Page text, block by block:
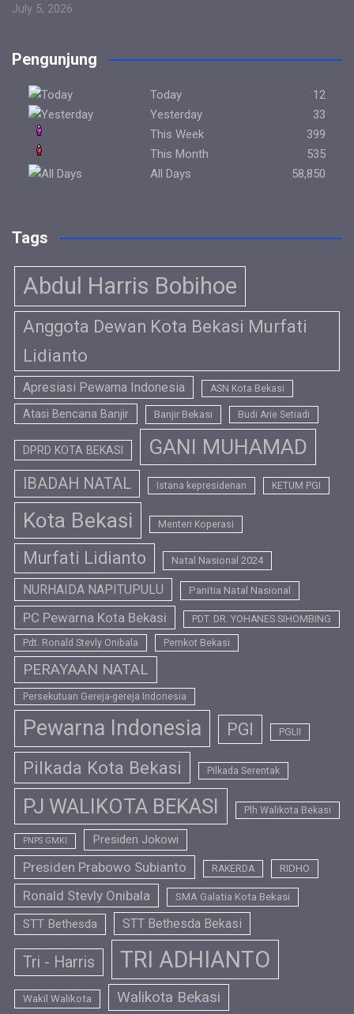
July 5, 2026
Pengunjung
Today
12
Yesterday
33
This Week
399
This Month
535
All Days
58,850
Tags
Abdul Harris Bobihoe
Anggota Dewan Kota Bekasi Murfati
Lidianto
Apresiasi Pewarna Indonesia ASN Kota Bekasi
Atasi Bencana Banjir Banjir Bekasi Budi Arie Setiadi
DPRD KOTA BEKASI GANI MUHAMAD
IBADAH NATAL Istana kepresidenan KETUM PGI
Kota Bekasi Menteri Koperasi
Murfati Lidianto Natal Nasional 2024
NURHAIDA NAPITUPULU Panitia Natal Nasional
PC Pewarna Kota Bekasi PDT. DR. YOHANES SIHOMBING
Pdt. Ronald Stevly Onibala Pemkot Bekasi
PERAYAAN NATAL
Persekutuan Gereja-gereja Indonesia
Pewarna Indonesia PGI PGLII
Pilkada Kota Bekasi Pilkada Serentak
PJ WALIKOTA BEKASI Plh Walikota Bekasi
PNPS GMKI Presiden Jokowi
Presiden Prabowo Subianto RAKERDA RIDHO
Ronald Stevly Onibala SMA Galatia Kota Bekasi
STT Bethesda STT Bethesda Bekasi
Tri - Harris TRI ADHIANTO
Wakil Walikota Walikota Bekasi